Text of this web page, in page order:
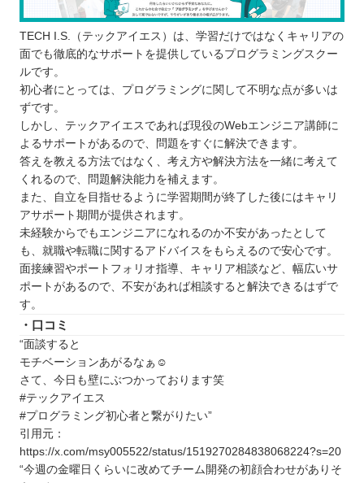
クール5選
アーテック自考力キッズ
アーテックエジソンアカデミー
manalgo（まなるご）
TECH Chance！（テックチャンス）
自分にあったスクールを選ぼう
自分の住んでるエリアでプログラミングスクール
を探したい⭐️
北海道 / 東北
関東
中部
近畿
九州 / 沖縄
TECH I.S.（テックアイエス）は、学習だけではなくキャリアの
面でも徹底的なサポートを提供しているプログラミングスクー
ルです。
初心者にとっては、プログラミングに関して不明な点が多いは
ずです。
しかし、テックアイエスであれば現役のWebエンジニア講師に
よるサポートがあるので、問題をすぐに解決できます。
答えを教える方法ではなく、考え方や解決方法を一緒に考えて
くれるので、問題解決能力を補えます。
また、自立を目指せるように学習期間が終了した後にはキャリ
アサポート期間が提供されます。
未経験からでもエンジニアになれるのか不安があったとして
も、就職や転職に関するアドバイスをもらえるので安心です。
面接練習やポートフォリオ指導、キャリア相談など、幅広いサ
ポートがあるので、不安があれば相談すると解決できるはずで
す。
・口コミ
“面談すると
モチベーションあがるなぁ☺️
さて、今日も壁にぶつかっております笑
#テックアイエス
#プログラミング初心者と繋がりたい”
引用元：
https://x.com/msy005522/status/1519270284838068224?s=20
“今週の金曜日くらいに改めてチーム開発の初顔合わせがありそ